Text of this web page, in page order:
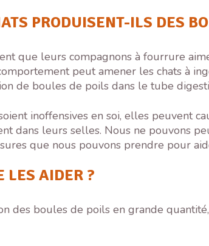
PRODUISENT-ILS DES
que leurs compagnons à fourrure
peut amener les chats à
de boules de poils dans le tube
inoffensives en soi, elles peuvent
dans leurs selles. Nous ne pouvons
que nous pouvons prendre pour
LES AIDER ?
des boules de poils en grande